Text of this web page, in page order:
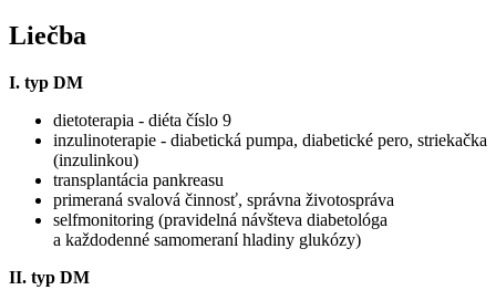
Liečba
I. typ DM
dietoterapia - diéta číslo 9
inzulinoterapie - diabetická pumpa, diabetické pero, striekačka
(inzulinkou)
transplantácia pankreasu
primeraná svalová činnosť, správna životospráva
selfmonitoring (pravidelná návšteva diabetológa
a každodenné samomeraní hladiny glukózy)
II. typ DM